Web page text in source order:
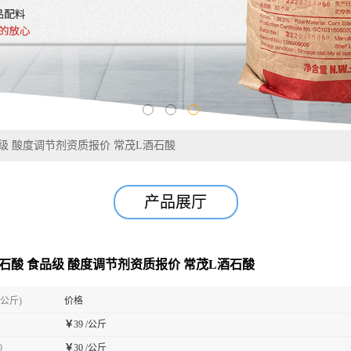
酸度调节剂资质报价 常茂L酒石酸
产品展厅
酸 食品级 酸度调节剂资质报价 常茂L酒石酸
斤) 价格
￥39 /公斤
￥30 /公斤